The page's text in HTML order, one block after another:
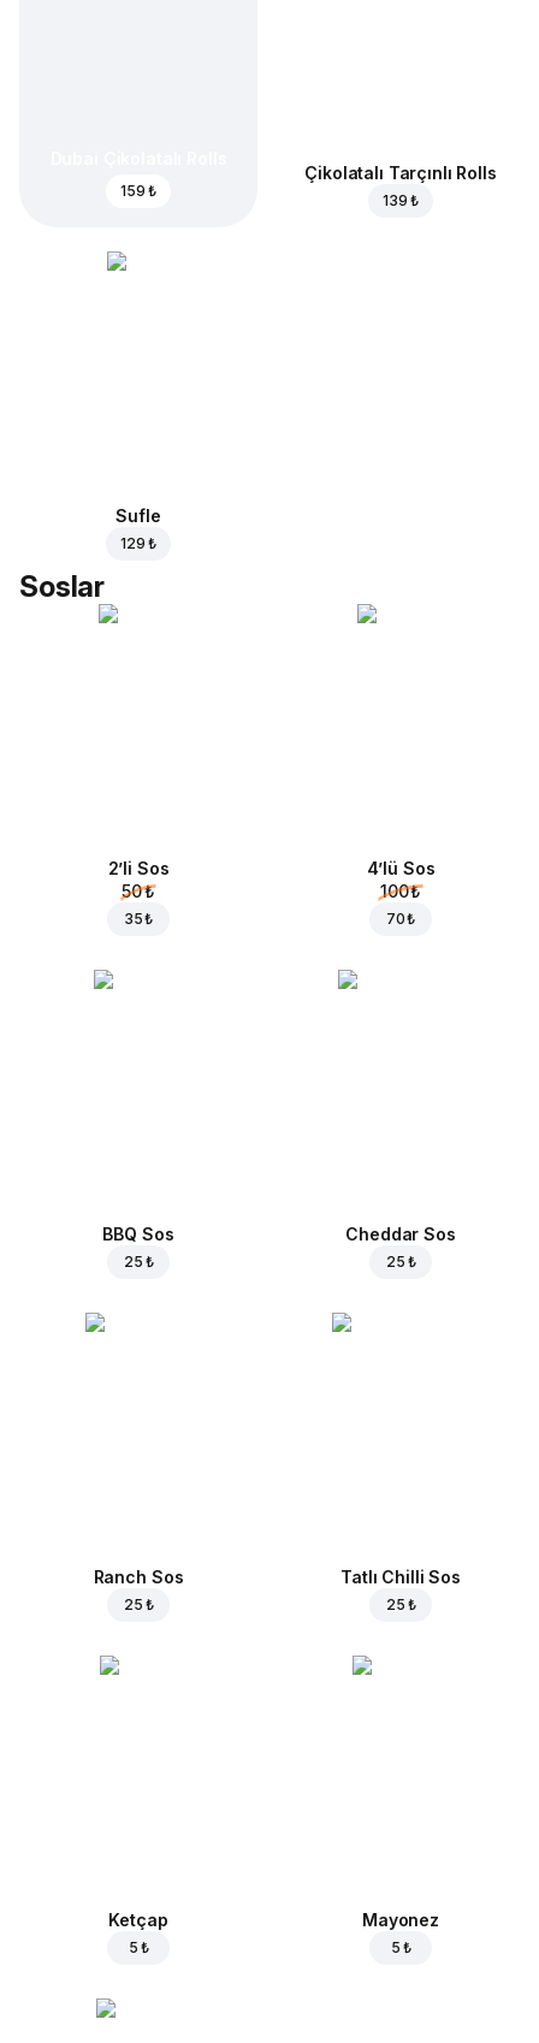
159 ₺
Çikolatalı Tarçınlı Rolls
139 ₺
Sufle
129 ₺
Soslar
2’li Sos
50 ₺
35 ₺
4’lü Sos
100 ₺
70 ₺
BBQ Sos
25 ₺
Cheddar Sos
25 ₺
Ranch Sos
25 ₺
Tatlı Chilli Sos
25 ₺
Ketçap
5 ₺
Mayonez
5 ₺